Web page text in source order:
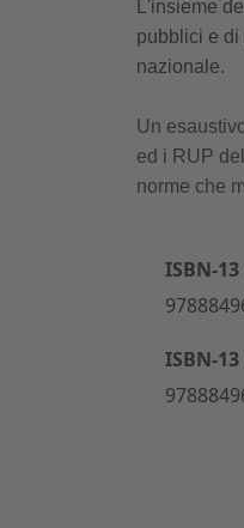
L'insieme
pubblici e di
nazionale.
Un
ed i RUP
norme che
ISBN-13
ISBN-13